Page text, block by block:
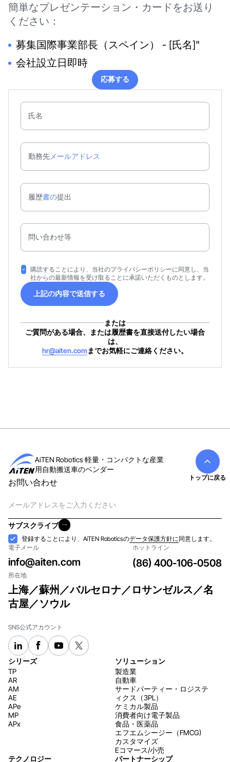
氏名
勤務先 メールアドレス
履歴書の提出
問い合わせ等
購読することにより、当社のプライバシーポリシーに同意し、当
社からの最新情報を受け取ることに承諾いただくものとします。
上記の内容で送信する
または
ご質問がある場合、または履歴書を直接送付したい場合
は、
hr@aiten.comまでお気軽にご連絡ください。
簡単なプレゼンテーション・カードをお送り
ください：
募集国際事業部長（スペイン） - [氏名]"
会社設立日即時
応募する
AiTEN Robotics 軽量・コンパクトな産業
用自動搬送車のベンダー
お問い合わせ
子
メ
ー
ル
サブスクライブ
サブスクライブ
受
け
入
れ
登録することにより、AiTEN Roboticsのデータ保護方針に同意します。
電子メール
info@aiten.com
ホットライン
(86) 400-106-0508
所在地
上海／蘇州／バルセロナ／ロサンゼルス／名
古屋／ソウル
SNS公式アカウント
シリーズ
TP
AR
AM
AE
APe
MP
APx
ソリューション
製造業
自動車
サードパーティー・ロジステ
ィクス（3PL）
ケミカル製品
消費者向け電子製品
食品・医薬品
エフエムシージー（FMCG)
カスタマイズ
Eコマース/小売
テクノロジー
パートナーシップ
トップに戻る